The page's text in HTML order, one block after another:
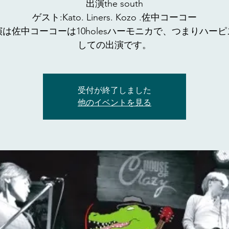
出演the south
ゲスト:Kato. Liners. Kozo .佐中コーコー
佐中コーコーは10holesハーモニカで、つまりハー
しての出演です。
受付が終了しました
他のイベントを見る